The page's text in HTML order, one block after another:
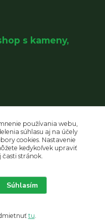
s kameny,
by LUCZI DESIGNE s.r.o.
používania webu,
súhlasu aj na účely
cookies. Nastavenie
kedykoľvek upraviť
časti stránok.
Súhlasím
tu.